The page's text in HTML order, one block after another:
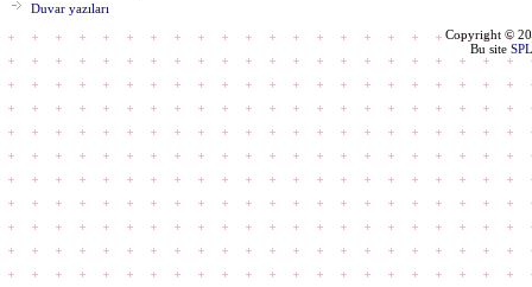
Duvar yazıları
Copyright ©
Bu site SPL